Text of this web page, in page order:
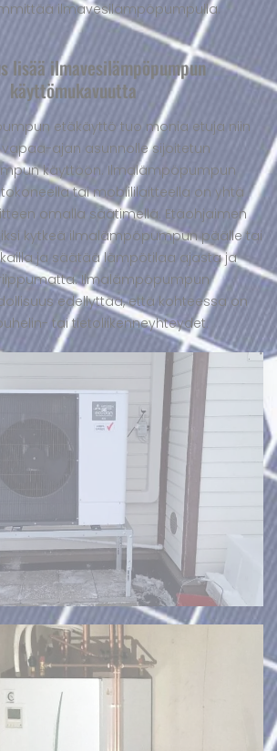
ilmavesilämpöpumpulla.
lisää ilmavesilämpöpumpun
käyttömukavuutta
etäkäyttö tuo monia etuja niin
vapaa-ajan asunnolle sijoitetun
käyttöön. Ilmalämpöpumpun
tai mobiililaitteella on yhtä
omalla säätimellä. Etäohjaimen
kytkeä ilmalämpöpumpun päälle tai
ja säätää lämpötilaa ajasta ja
Ilmalämpöpumpun
edellyttää, että kohteessa on
tai tietoliikenneyhteydet.